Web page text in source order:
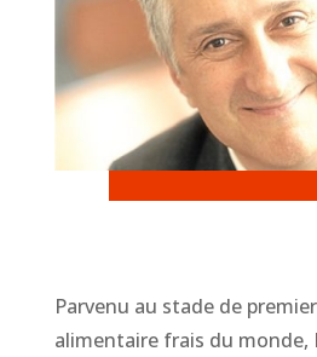
Parvenu au stade de
alimentaire frais du monde,